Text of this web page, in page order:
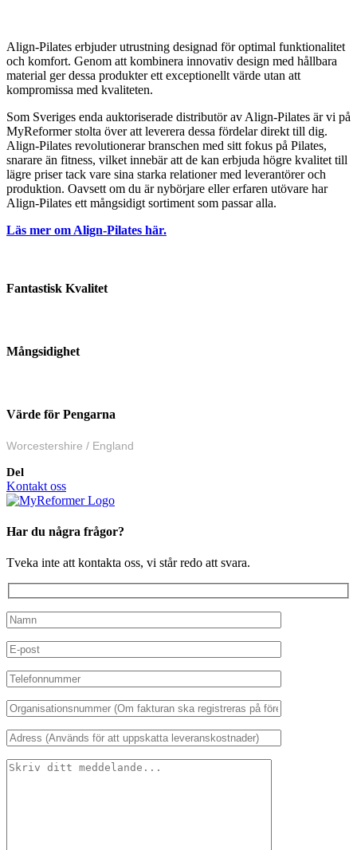
Align-Pilates erbjuder utrustning designad för optimal funktionalitet
och komfort. Genom att kombinera innovativ design med hållbara
material ger dessa produkter ett exceptionellt värde utan att
kompromissa med kvaliteten.
Som Sveriges enda auktoriserade distributör av Align-Pilates är vi på
MyReformer stolta över att leverera dessa fördelar direkt till dig.
Align-Pilates revolutionerar branschen med sitt fokus på Pilates,
snarare än fitness, vilket innebär att de kan erbjuda högre kvalitet till
lägre priser tack vare sina starka relationer med leverantörer och
produktion. Oavsett om du är nybörjare eller erfaren utövare har
Align-Pilates ett mångsidigt sortiment som passar alla.
Läs mer om Align-Pilates här.
Fantastisk Kvalitet
Mångsidighet
Värde för Pengarna
Worcestershire / England
Del
Kontakt oss
Har du några frågor?
Tveka inte att kontakta oss, vi står redo att svara.